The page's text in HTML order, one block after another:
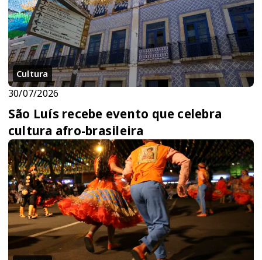
Cultura
30/07/2026
São Luís recebe evento que celebra
cultura afro-brasileira